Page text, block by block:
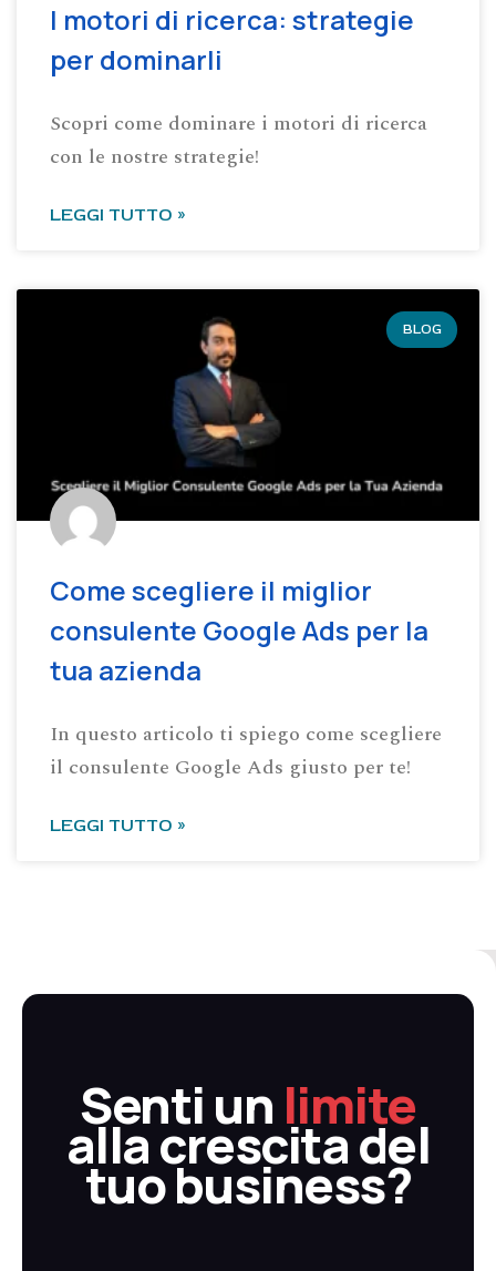
I motori di ricerca: strategie
per dominarli
Scopri come dominare i motori di ricerca
con le nostre strategie!
LEGGI TUTTO »
BLOG
Come scegliere il miglior
consulente Google Ads per la
tua azienda
In questo articolo ti spiego come scegliere
il consulente Google Ads giusto per te!
LEGGI TUTTO »
Senti un limite
alla crescita del
tuo business?​
SUPERALO
....e moltiplica i tuoi profitti lavorando
meno ore, ma meglio!
Contattami